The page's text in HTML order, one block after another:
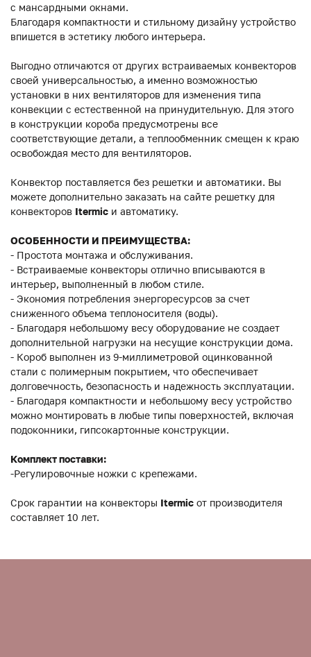
с мансардными окнами.
Благодаря компактности и стильному дизайну устройство
впишется в эстетику любого интерьера.
Выгодно отличаются от других встраиваемых конвекторов
своей универсальностью, а именно возможностью
установки в них вентиляторов для изменения типа
конвекции с естественной на принудительную. Для этого
в конструкции короба предусмотрены все
соответствующие детали, а теплообменник смещен к краю
освобождая место для вентиляторов.
Конвектор поставляется без решетки и автоматики. Вы
можете дополнительно заказать на сайте решетку для
конвекторов Itermic и автоматику.
ОСОБЕННОСТИ И ПРЕИМУЩЕСТВА:
- Простота монтажа и обслуживания.
- Встраиваемые конвекторы отлично вписываются в
интерьер, выполненный в любом стиле.
- Экономия потребления энергоресурсов за счет
сниженного объема теплоносителя (воды).
- Благодаря небольшому весу оборудование не создает
дополнительной нагрузки на несущие конструкции дома.
- Короб выполнен из 9-миллиметровой оцинкованной
стали с полимерным покрытием, что обеспечивает
долговечность, безопасность и надежность эксплуатации.
- Благодаря компактности и небольшому весу устройство
можно монтировать в любые типы поверхностей, включая
подоконники, гипсокартонные конструкции.
Комплект поставки:
-Регулировочные ножки с крепежами.
Срок гарантии на конвекторы Itermic от производителя
составляет 10 лет.